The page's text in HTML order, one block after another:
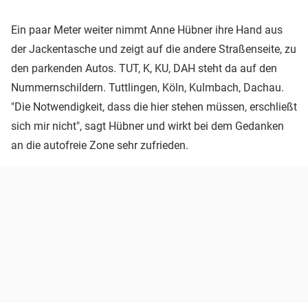
Ein paar Meter weiter nimmt Anne Hübner ihre Hand aus
der Jackentasche und zeigt auf die andere Straßenseite, zu
den parkenden Autos. TUT, K, KU, DAH steht da auf den
Nummernschildern. Tuttlingen, Köln, Kulmbach, Dachau.
"Die Notwendigkeit, dass die hier stehen müssen, erschließt
sich mir nicht", sagt Hübner und wirkt bei dem Gedanken
an die autofreie Zone sehr zufrieden.